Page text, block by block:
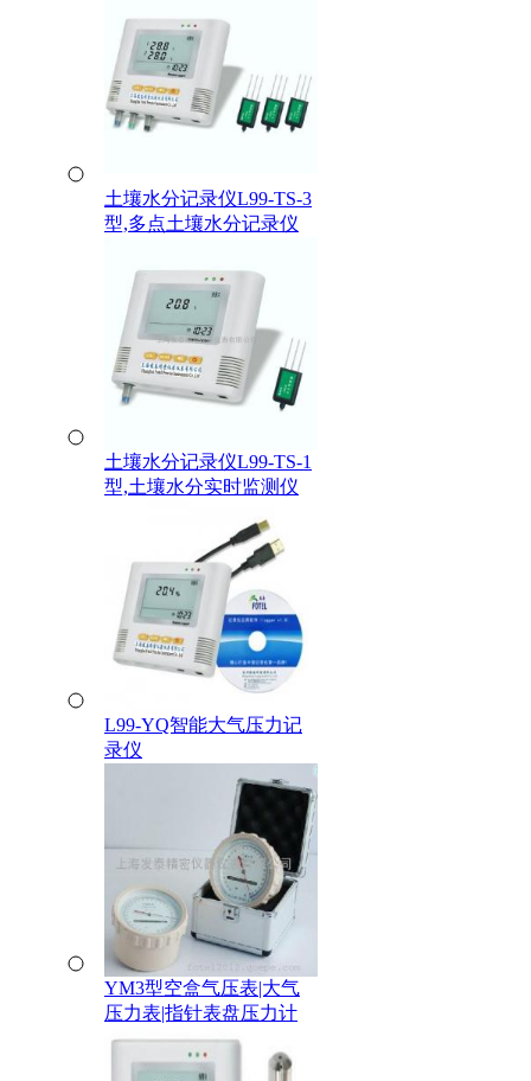
土壤水分记录仪L99-TS-3
型,多点土壤水分记录仪
土壤水分记录仪L99-TS-1
型,土壤水分实时监测仪
L99-YQ智能大气压力记
录仪
YM3型空盒气压表|大气
压力表|指针表盘压力计